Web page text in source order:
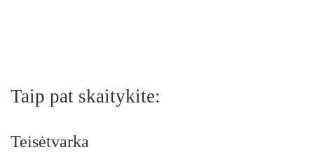
Taip pat skaitykite:
Teisėtvarka